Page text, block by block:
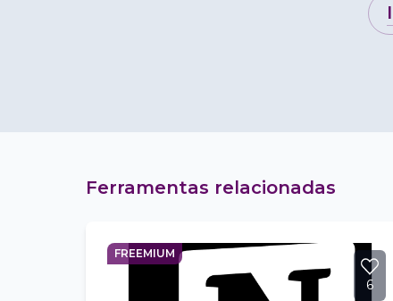
Ferramentas relacionadas
FREEMIUM
6